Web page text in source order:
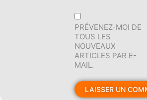
PRÉVENEZ-MOI DE
TOUS LES
NOUVEAUX
ARTICLES PAR E-
MAIL.